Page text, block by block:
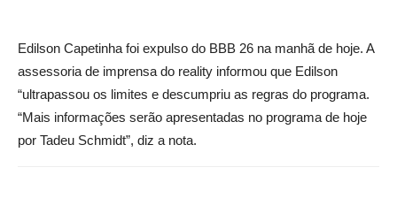
Edilson Capetinha foi expulso do BBB 26 na manhã de hoje. A
assessoria de imprensa do reality informou que Edilson
“ultrapassou os limites e descumpriu as regras do programa.
“Mais informações serão apresentadas no programa de hoje
por Tadeu Schmidt”, diz a nota.